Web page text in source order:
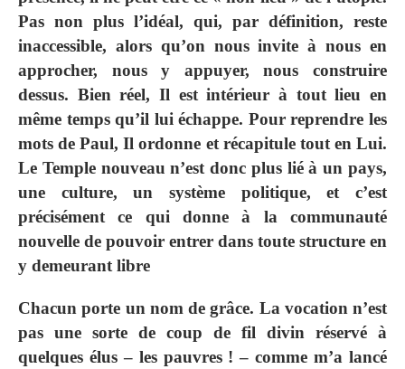
Pas non plus l’idéal, qui, par définition, reste
inaccessible, alors qu’on nous invite à nous en
approcher, nous y appuyer, nous construire
dessus. Bien réel, Il est intérieur à tout lieu en
même temps qu’il lui échappe. Pour reprendre les
mots de Paul, Il ordonne et récapitule tout en Lui.
Le Temple nouveau n’est donc plus lié à un pays,
une culture, un système politique, et c’est
précisément ce qui donne à la communauté
nouvelle de pouvoir entrer dans toute structure en
y demeurant libre
Chacun porte un nom de grâce. La vocation n’est
pas une sorte de coup de fil divin réservé à
quelques élus – les pauvres ! – comme m’a lancé